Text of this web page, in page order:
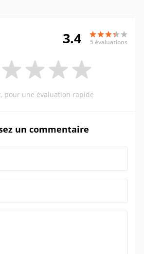
3.4 5 évaluations
pour une évaluation rapide
un commentaire